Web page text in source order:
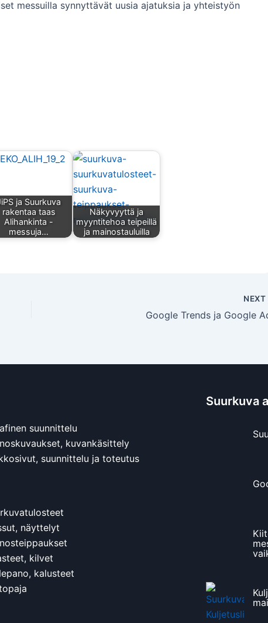
messuilla synnyttävät uusia ajatuksia ja yhteistyön
ja Suurkuva
rakentaa taas
Alihankinta -
messuja…
Näkyvyyttä ja
myyntitehoa teipeillä
ja mainostauluilla
NEXT
Google Trends ja Google
suunnittelu
kuvankäsittely
suunnittelu ja toteutus
näyttelyt
kilvet
kalusteet
Suurkuva